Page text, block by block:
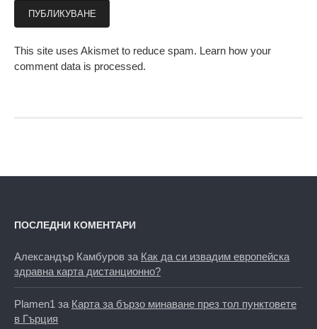
This site uses Akismet to reduce spam. Learn how your
comment data is processed.
ПОСЛЕДНИ КОМЕНТАРИ
Александър Камбуров за Как да си извадим европейска
здравна карта дистанционно?
Plamen1 за Карта за бързо минаване през тол пунктовете
в Гърция